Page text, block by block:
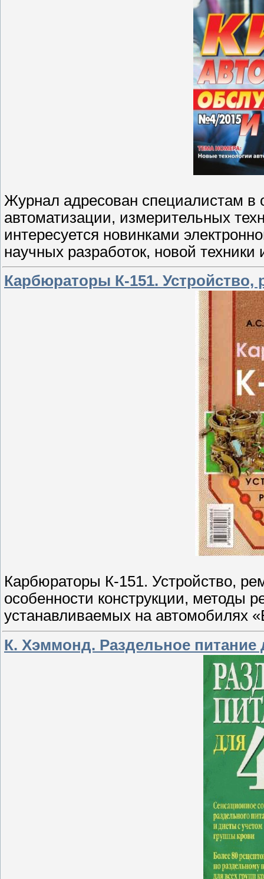
Журнал адресован специалистам
автоматизации, измерительных
интересуется новинками
научных разработок, новой техники
Карбюраторы К-151. Устройство,
Карбюраторы К-151. Устройство,
особенности конструкции, методы
устанавливаемых на автомобилях
К. Хэммонд. Раздельное питание